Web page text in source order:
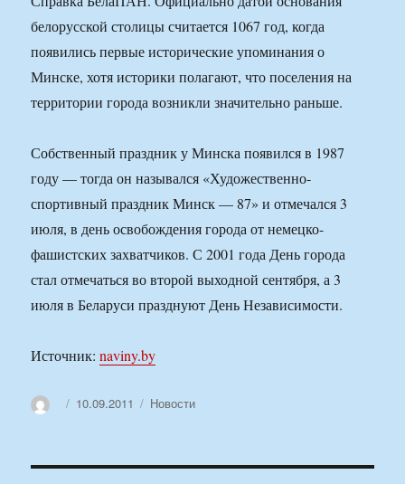
белорусской столицы считается 1067 год, когда
появились первые исторические упоминания о
Минске, хотя историки полагают, что поселения на
территории города возникли значительно раньше.
Собственный праздник у Минска появился в 1987
году — тогда он назывался «Художественно-
спортивный праздник Минск — 87» и отмечался 3
июля, в день освобождения города от немецко-
фашистских захватчиков. С 2001 года День города
стал отмечаться во второй выходной сентября, а 3
июля в Беларуси празднуют День Независимости.
Источник:naviny.by
АвторОпубликовано
10.09.2011 Рубрики
Новости